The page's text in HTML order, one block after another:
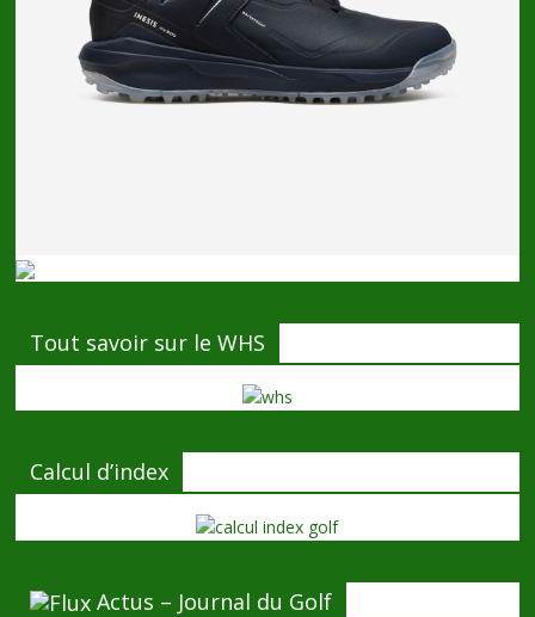
Tout savoir sur le WHS
Calcul d’index
Actus – Journal du Golf